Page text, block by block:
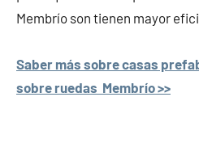
Membrío son tienen mayor
Saber más sobre casas
sobre ruedas Membrío >>